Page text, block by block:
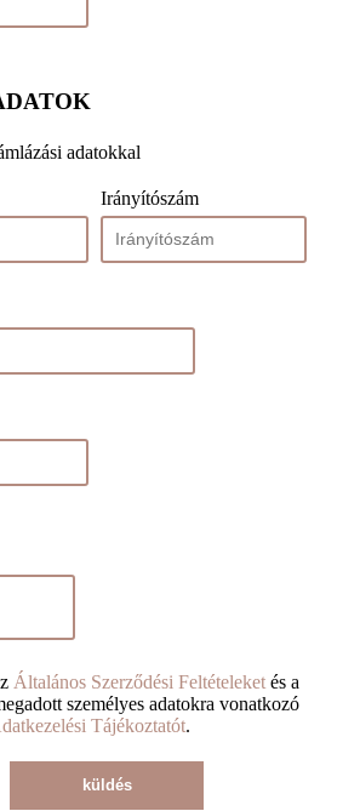
adatokkal
Irányítószám
Általános Szerződési Feltételeket és a
személyes adatokra vonatkozó
Tájékoztatót.
küldés